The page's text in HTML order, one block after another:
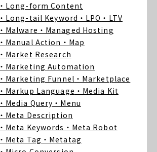
・Long-form Content
・Long-tail Keyword ・LPO ・LTV
・Malware ・Managed Hosting
・Manual Action ・Map
・Market Research
・Marketing Automation
・Marketing Funnel ・Marketplace
・Markup Language ・Media Kit
・Media Query ・Menu
・Meta Description
・Meta Keywords ・Meta Robot
・Meta Tag ・Metatag